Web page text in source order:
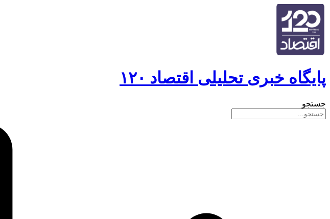
پایگاه خبری تحلیلی اقتصاد ۱۲۰
جستجو